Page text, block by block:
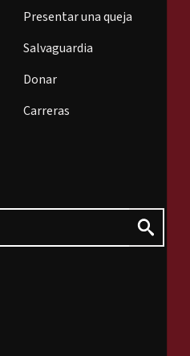
Presentar una queja
Salvaguardia
Donar
Carreras